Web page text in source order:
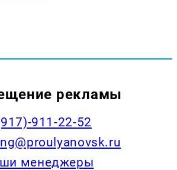
рекламы
911-22-52
менеджеры